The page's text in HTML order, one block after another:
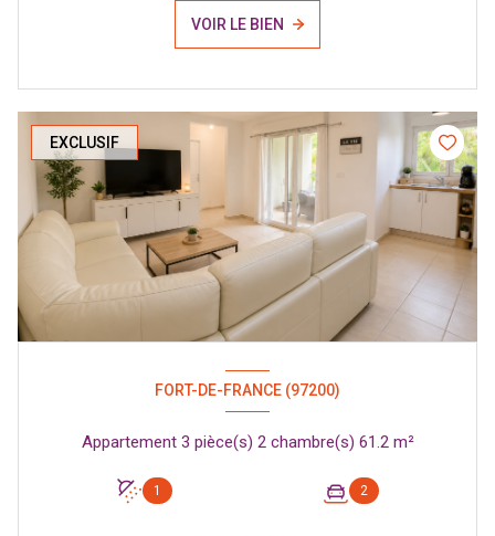
VOIR LE BIEN
EXCLUSIF
FORT-DE-FRANCE (97200)
Appartement 3 pièce(s) 2 chambre(s) 61.2 m²
1 2